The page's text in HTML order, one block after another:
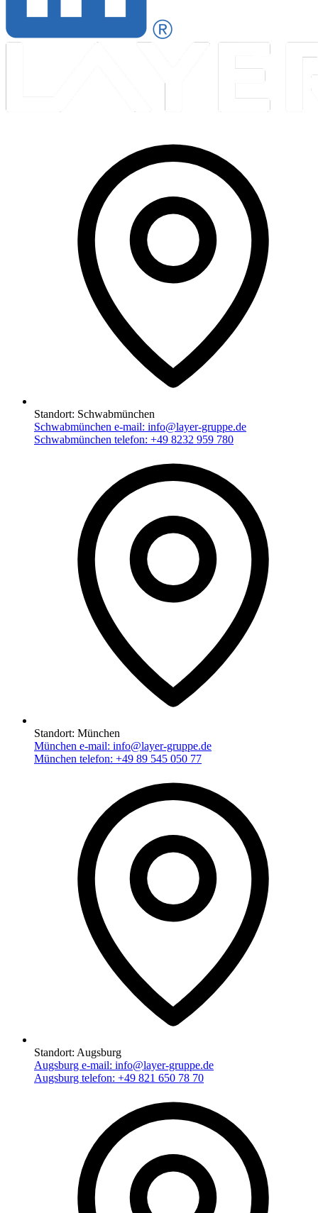
Standort: Schwabmünchen
Schwabmünchen e-mail: info@layer-gruppe.de
Schwabmünchen telefon: +49 8232 959 780
Standort: München
München e-mail: info@layer-gruppe.de
München telefon: +49 89 545 050 77
Standort: Augsburg
Augsburg e-mail: info@layer-gruppe.de
Augsburg telefon: +49 821 650 78 70